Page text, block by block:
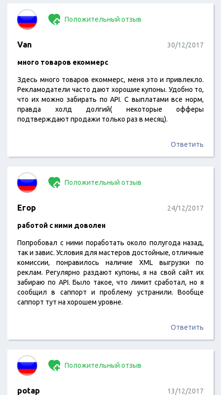
Положительный отзыв
Van 30/12/2017
много товаров екоммерс
Здесь много товаров екоммерс, меня это и привлекло.
Рекламодатели часто дают хорошие купоны. Удобно то,
что их можно забирать по API. С выплатами все норм,
правда холд долгий( некоторые офферы
подтверждают продажи только раз в месяц).
Ответить
Положительный отзыв
Егор 24/12/2017
работой с ними доволен
Попробовал с ними поработать около полугода назад,
так и завис. Условия для мастеров достойные, отличные
комиссии, понравилось наличие XML выгрузки по
реклам. Регулярно раздают купоны, я на свой сайт их
забираю по API. Было такое, что лимит сработал, но я
сообщил в саппорт и проблему устранили. Вообще
саппорт тут на хорошем уровне.
Ответить
Положительный отзыв
potap 13/12/2017